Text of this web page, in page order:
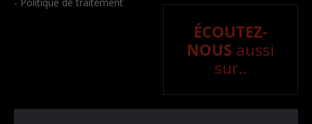
ÉCOUTEZ-
NOUS aussi
sur..